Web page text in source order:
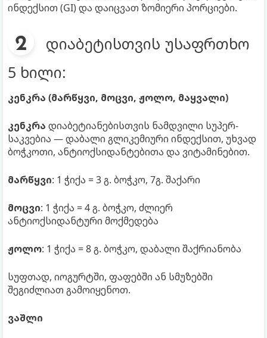
ინდექსით (GI) და დაიცვათ ზომიერი პორციები.
დიაბეტისთვის უსაფრთხო
5 ხილი:
კენკრა (მარწყვი, მოცვი, ჟოლო, მაყვალი)
კენკრა დიაბეტიანებისთვის ნამდვილი სუპერ-
საკვებია — დაბალი გლიკემიური ინდექსით, უხვად
ბოჭკოთი, ანტიოქსიდანტებითა და ვიტამინებით.
მარწყვი: 1 ჭიქა = 3 გ. ბოჭკო, 7გ. შაქარი
მოცვი: 1 ჭიქა = 4 გ. ბოჭკო, ძლიერ
ანტიოქსიდანტური მოქმედება
ჟოლო: 1 ჭიქა = 8 გ. ბოჭკო, დაბალი შაქრიანობა
სუფთად, იოგურტში, ფაფებში ან სმუზებში
შეგიძლიათ გამოიყენოთ.
ვაშლი